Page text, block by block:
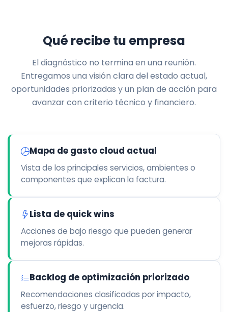
Qué recibe tu empresa
El diagnóstico no termina en una reunión.
Entregamos una visión clara del estado actual,
oportunidades priorizadas y un plan de acción para
avanzar con criterio técnico y financiero.
Mapa de gasto cloud actual
Vista de los principales servicios, ambientes o
componentes que explican la factura.
Lista de quick wins
Acciones de bajo riesgo que pueden generar
mejoras rápidas.
Backlog de optimización priorizado
Recomendaciones clasificadas por impacto,
esfuerzo, riesgo y urgencia.